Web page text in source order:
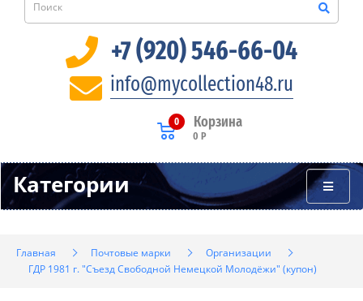
+7 (920) 546-66-04
info@mycollection48.ru
Корзина
0
0 Р
Категории
Главная Почтовые марки
Организации
ГДР 1981 г. "Съезд Свободной Немецкой Молодёжи" (купон)